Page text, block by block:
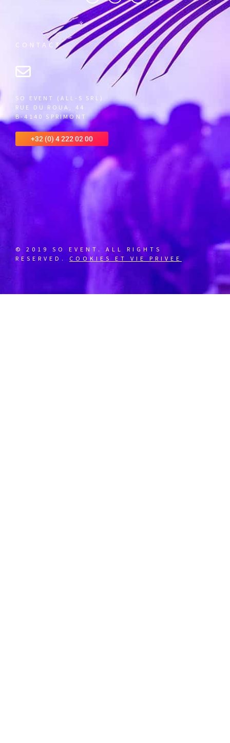
CONTACT
SO EVENT (ALL-S SRL)
RUE DU ROUA, 44
B-4140 SPRIMONT
+32 (0) 4 222 02 00
© 2019 SO EVENT. ALL RIGHTS
RESERVED. COOKIES ET VIE PRIVEE